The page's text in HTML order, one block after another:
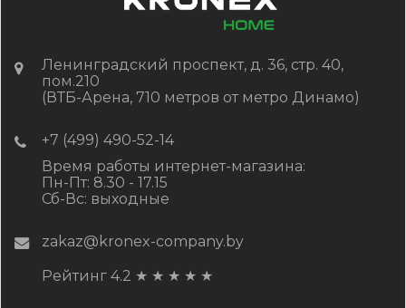
Ленинградский проспект, д. 36, стр. 40,
пом.210
(ВТБ-Арена, 710 метров от метро Динамо)
+7 (499) 490-52-14
Время работы интернет-магазина:
Пн-Пт: 8.30 - 17.15
Сб-Вс: выходные
zakaz@kronex-company.by
Рейтинг 4.2 ★ ★ ★ ★ ★